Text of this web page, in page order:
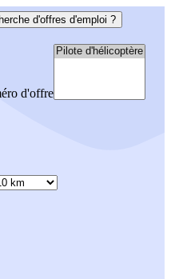
d'offres d'emploi ?
d'offre